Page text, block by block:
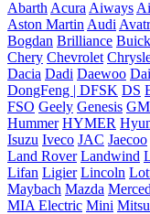
Abarth Acura Aiways
Aston Martin Audi Avatr
Bogdan Brilliance Buick
Chery Chevrolet
Dacia Dadi Daewoo
DongFeng | DFSK DS
FSO Geely Genesis
Hummer HYMER
Isuzu Iveco JAC Jaecoo
Land Rover Landwind
Lifan Ligier Lincoln
Maybach Mazda
MIA Electric Mini